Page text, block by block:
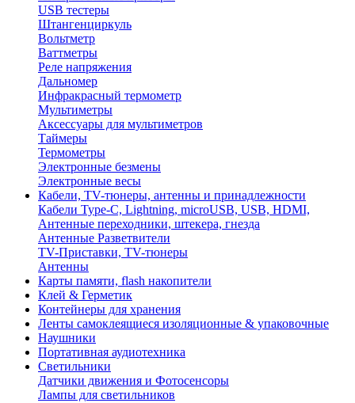
USB тестеры
Штангенциркуль
Вольтметр
Ваттметры
Реле напряжения
Дальномер
Инфракрасный термометр
Мультиметры
Аксессуары для мультиметров
Таймеры
Термометры
Электронные безмены
Электронные весы
Кабели, TV-тюнеры, антенны и принадлежности
Кабели Type-C, Lightning, microUSB, USB, HDMI,
Антенные переходники, штекера, гнезда
Антенные Разветвители
TV-Приставки, TV-тюнеры
Антенны
Карты памяти, flash накопители
Клей & Герметик
Контейнеры для хранения
Ленты самоклеящиеся изоляционные & упаковочные
Наушники
Портативная аудиотехника
Светильники
Датчики движения и Фотосенсоры
Лампы для светильников